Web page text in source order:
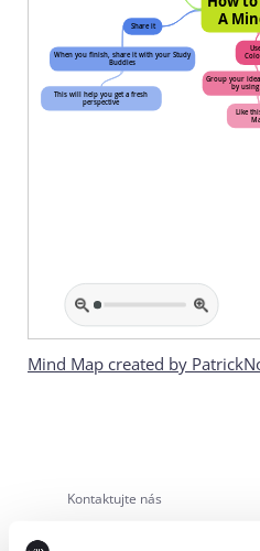
Mind Map created by
Kontaktujte nás